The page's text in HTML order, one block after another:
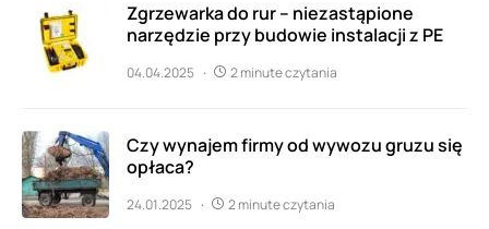
Zgrzewarka do rur – niezastąpione
narzędzie przy budowie instalacji z PE
04.04.2025 2 minute czytania
Czy wynajem firmy od wywozu gruzu się
opłaca?
24.01.2025 2 minute czytania